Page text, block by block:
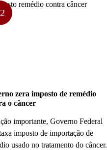
zera imposto de remédio
o câncer
importante, Governo Federal
imposto de importação de
usado no tratamento do câncer.